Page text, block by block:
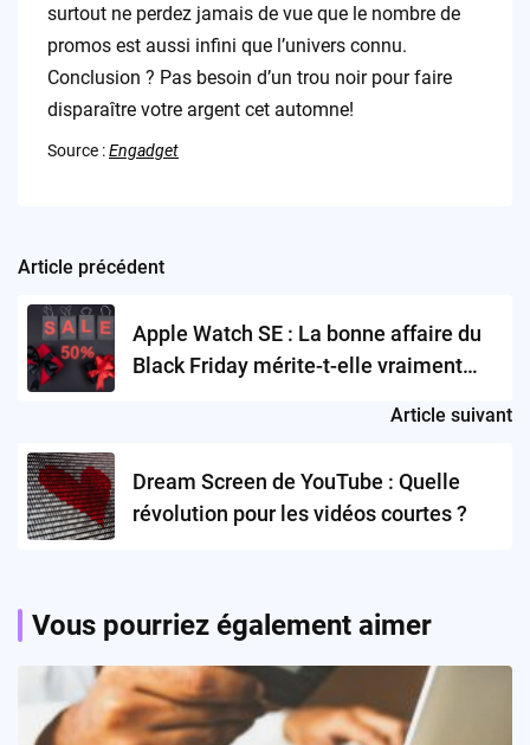
surtout ne perdez jamais de vue que le nombre de
promos est aussi infini que l’univers connu.
Conclusion ? Pas besoin d’un trou noir pour faire
disparaître votre argent cet automne!
Source :Engadget
Post
navigation
Article précédent
Apple Watch SE : La bonne affaire du
Black Friday mérite-t-elle vraiment
Article suivant
Dream Screen de YouTube : Quelle
révolution pour les vidéos courtes ?
Vous pourriez également aimer